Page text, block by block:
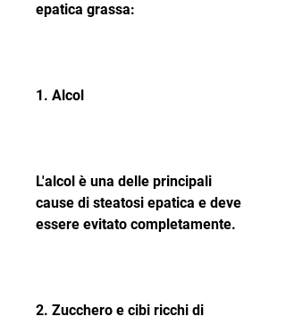
epatica grassa:
1. Alcol
L'alcol è una delle principali
cause di steatosi epatica e deve
essere evitato completamente.
2. Zucchero e cibi ricchi di